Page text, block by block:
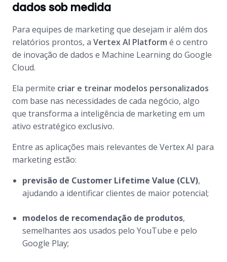
dados sob medida
Para equipes de marketing que desejam ir além dos
relatórios prontos, a Vertex AI Platform é o centro
de inovação de dados e Machine Learning do Google
Cloud.
Ela permite criar e treinar modelos personalizados
com base nas necessidades de cada negócio, algo
que transforma a inteligência de marketing em um
ativo estratégico exclusivo.
Entre as aplicações mais relevantes de Vertex AI para
marketing estão:
previsão de Customer Lifetime Value (CLV),
ajudando a identificar clientes de maior potencial;
modelos de recomendação de produtos,
semelhantes aos usados pelo YouTube e pelo
Google Play;